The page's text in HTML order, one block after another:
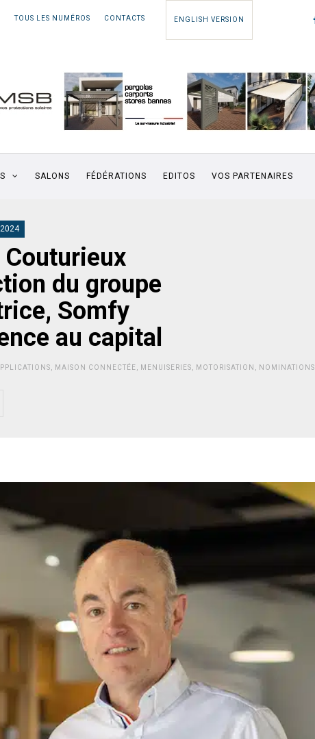
TOUS LES NUMÉROS CONTACTS ENGLISH VERSION
SALONS FÉDÉRATIONS EDITOS VOS PARTENAIRES
Couturieux
du groupe
Somfy
au capital
MAISON CONNECTÉE MENUISERIES MOTORISATION NOMINATIONS